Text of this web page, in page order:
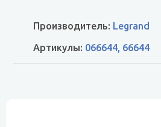
Производитель: Legrand
Артикулы: 066644, 66644